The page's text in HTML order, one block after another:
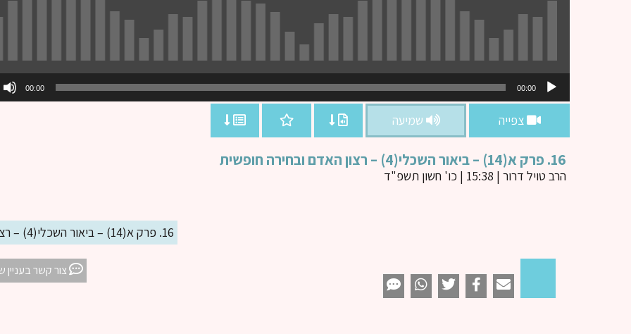
אודיו
00:00
00:00
צפייה שמיעה
16. פרק א(14) – ביאור השכלי(4) – רצון האדם ובחירה חופשית
הרב טויל דרור | 15:38 | כו' חשון תשפ"ד
16. פרק א(14) – ביאור השכלי(4) – רצון האדם ובחירה חופשית
צור קשר בעניין